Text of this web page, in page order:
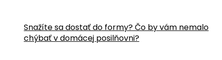
Snažíte sa dostať do formy? Čo by vám nemalo
chýbať v domácej posilňovni?